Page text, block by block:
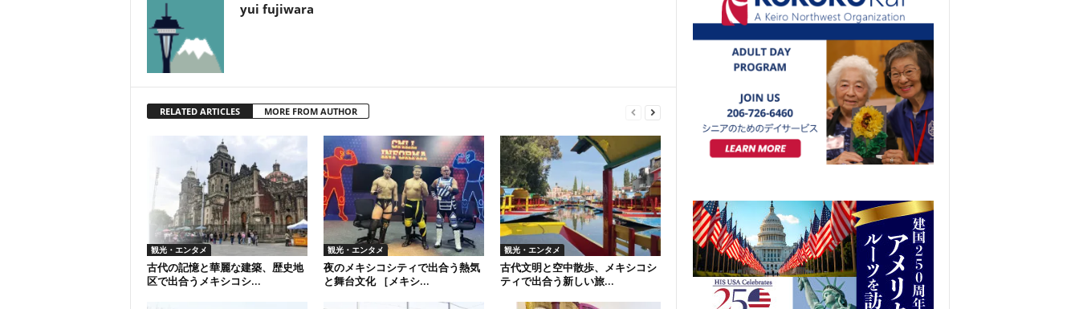
yui fujiwara
RELATED ARTICLES MORE FROM AUTHOR
観光・エンタメ
古代の記憶と華麗な建築、歴史地
区で出合うメキシコシ...
観光・エンタメ
夜のメキシコシティで出合う熱気
と舞台文化 ［メキシ...
観光・エンタメ
古代文明と空中散歩、メキシコシ
ティで出合う新しい旅...